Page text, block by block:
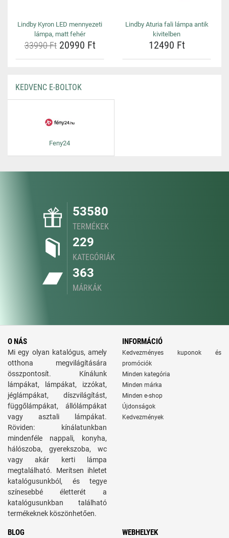
Lindby Kyron LED mennyezeti
lámpa, matt fehér
33990 Ft20990 Ft
Lindby Aturia fali lámpa antik
kivitelben
12490 Ft
KEDVENC E-BOLTOK
Feny24
53580
TERMÉKEK
229
KATEGÓRIÁK
363
MÁRKÁK
O NÁS
Mi egy olyan katalógus, amely
otthona megvilágítására
összpontosít. Kínálunk
lámpákat, lámpákat, izzókat,
jéglámpákat, díszvilágítást,
függőlámpákat, állólámpákat
vagy asztali lámpákat.
Röviden: kínálatunkban
mindenféle nappali, konyha,
hálószoba, gyerekszoba, wc
vagy akár kerti lámpa
megtalálható. Merítsen ihletet
katalógusunkból, és tegye
színesebbé életterét a
katalógusunkban található
termékeknek köszönhetően.
INFORMÁCIÓ
Kedvezményes kuponok és
promóciók
Minden kategória
Minden márka
Minden e-shop
Újdonságok
Kedvezmények
BLOG WEBHELYEK